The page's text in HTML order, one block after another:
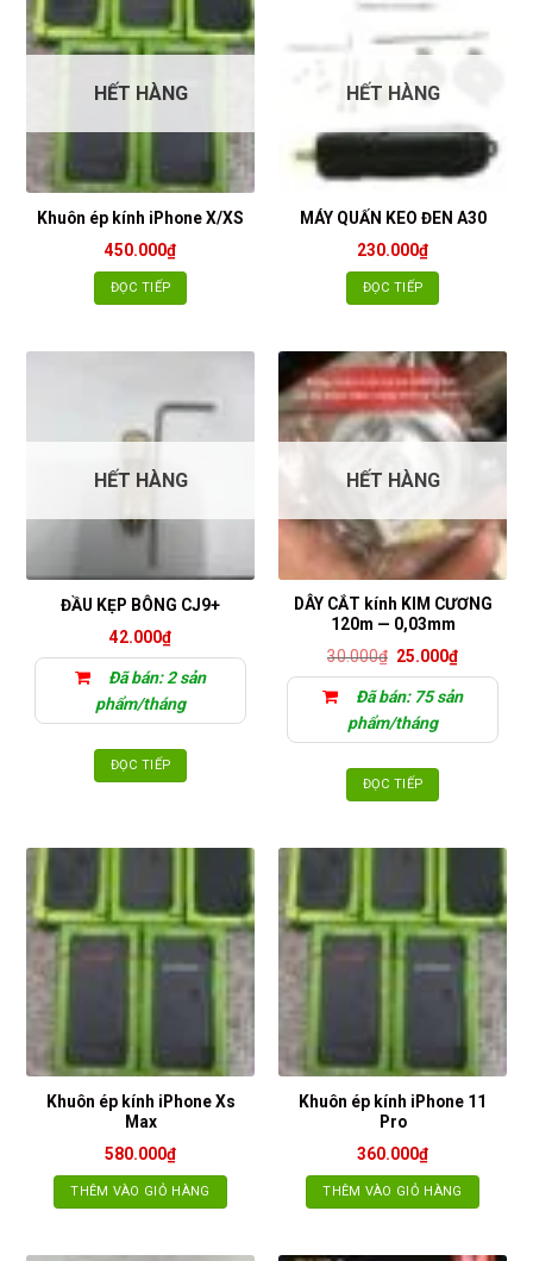
HẾT HÀNG
Khuôn ép kính iPhone X/XS
450.000₫
ĐỌC TIẾP
HẾT HÀNG
MÁY QUẤN KEO ĐEN A30
230.000₫
ĐỌC TIẾP
HẾT HÀNG
ĐẦU KẸP BÔNG CJ9+
42.000₫
Đã bán: 2 sản
phẩm/tháng
ĐỌC TIẾP
HẾT HÀNG
DÂY CẮT kính KIM CƯƠNG
120m — 0,03mm
30.000₫ Giá
là:
30.000₫.
25.000₫Giá
là:
Đã bán: 75 sản
phẩm/tháng
ĐỌC TIẾP
Khuôn ép kính iPhone Xs
Max
580.000₫
THÊM VÀO GIỎ HÀNG
Khuôn ép kính iPhone 11
Pro
360.000₫
THÊM VÀO GIỎ HÀNG